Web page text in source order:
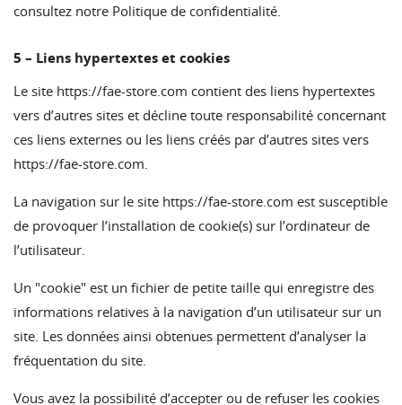
consultez notre Politique de confidentialité
5 – Liens hypertextes et cookies
Le site https://fae-store.com contient des liens hypertextes
vers d’autres sites et décline toute responsabilité concernant
ces liens externes ou les liens créés par d’autres sites vers
https://fae-store.com
La navigation sur le site https://fae-store.com est susceptible
de provoquer l’installation de cookie(s) sur l’ordinateur de
l’utilisateur.
Un "cookie" est un fichier de petite taille qui enregistre des
informations relatives à la navigation d’un utilisateur sur un
site. Les données ainsi obtenues permettent d’analyser la
fréquentation du site.
Vous avez la possibilité d’accepter ou de refuser les cookies